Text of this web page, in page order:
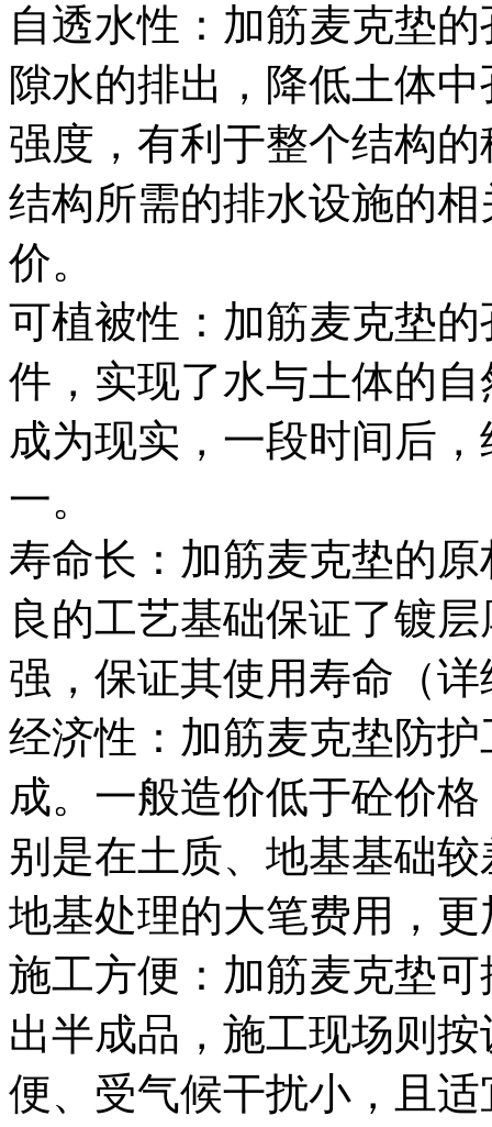
自透水性：加筋麦克垫
隙水的排出，降低土体
强度，有利于整个结构
结构所需的排水设施的
价。
可植被性：加筋麦克垫
件，实现了水与土体的
成为现实，一段时间后
一。
寿命长：加筋麦克垫的
良的工艺基础保证了镀
强，保证其使用寿命（
经济性：加筋麦克垫防
成。一般造价低于砼价
别是在土质、地基基础
地基处理的大笔费用，
施工方便：加筋麦克垫
出半成品，施工现场则
便、受气候干扰小，且